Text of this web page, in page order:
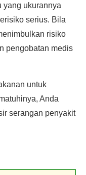
yang ukurannya
serius. Bila
risiko
pengobatan medis
untuk
Anda
serangan penyakit